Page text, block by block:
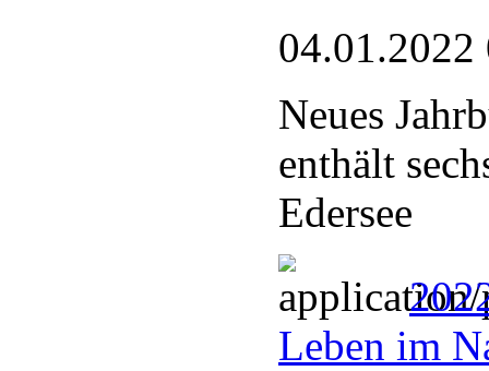
04.01.2022
Neues
enthält
Edersee
Leben im